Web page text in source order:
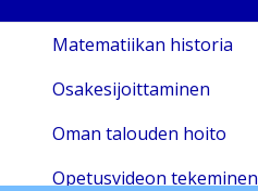
Matematiikan historia
Osakesijoittaminen
Oman talouden hoito
Opetusvideon tekeminen